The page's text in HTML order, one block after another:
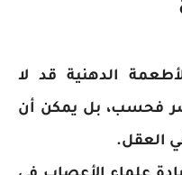
الدهنية قد لا
فحسب، بل يمكن أن
العقل.